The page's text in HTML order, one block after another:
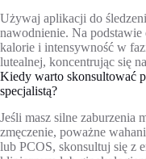
Używaj aplikacji do
nawodnienie. Na
kalorie i intensywność w
lutealnej, koncentrując się
Kiedy warto skonsultować
specjalistą?
Jeśli masz silne zaburzenia
zmęczenie, poważne
lub PCOS, skonsultuj się z